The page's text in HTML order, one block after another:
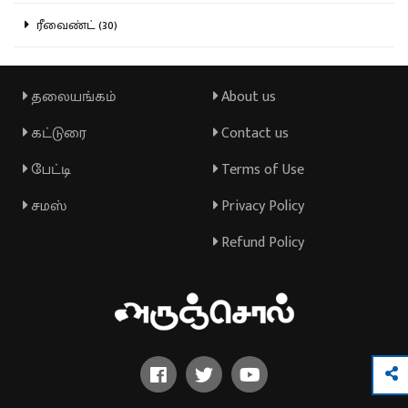
ரீவைண்ட் (30)
தலையங்கம்
கட்டுரை
பேட்டி
சமஸ்
About us
Contact us
Terms of Use
Privacy Policy
Refund Policy